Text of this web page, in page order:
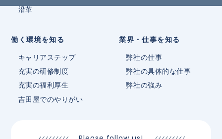
沿革
働く環境を知る
キャリアステップ
充実の研修制度
充実の福利厚生
吉田屋でのやりがい
業界・仕事を知る
弊社の仕事
弊社の具体的な仕事
弊社の強み